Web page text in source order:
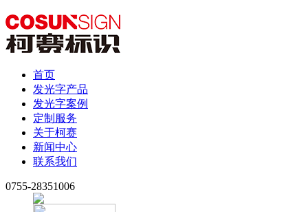
首页
发光字产品
发光字案例
定制服务
关于柯赛
新闻中心
联系我们
0755-28351006